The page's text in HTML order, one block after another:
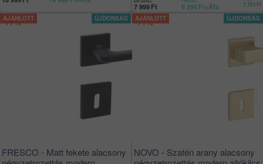
7 999 Ft 6 298 Ft+Áfa 1 701 Ft
-17%
FRESCO - Matt fekete alacsony
-11%
NOVO - Szatén arany alacsony